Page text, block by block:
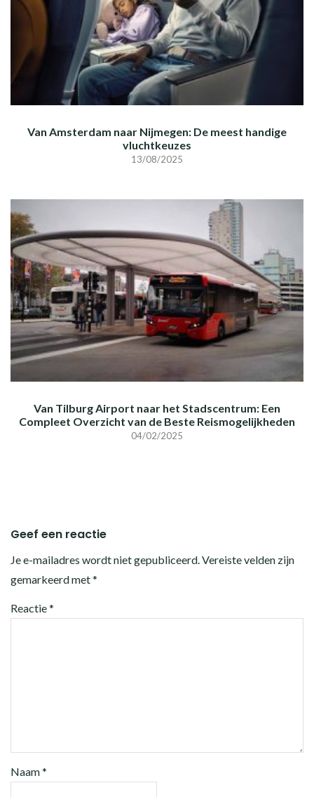
Van Amsterdam naar Nijmegen: De meest handige
vluchtkeuzes
13/08/2025
Van Tilburg Airport naar het Stadscentrum: Een
Compleet Overzicht van de Beste Reismogelijkheden
04/02/2025
Geef een reactie
Je e-mailadres wordt niet gepubliceerd.Vereiste velden zijn
gemarkeerd met*
Reactie*
Naam*